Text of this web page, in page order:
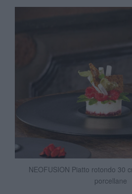
NEOFUSION Piatto rotondo 30
porcellane